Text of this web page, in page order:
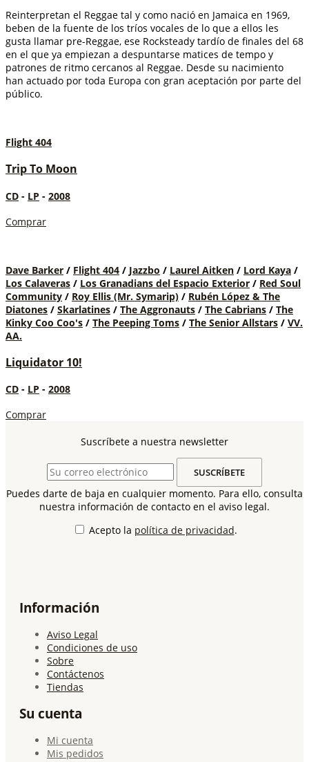
Reinterpretan el Reggae tal y como nació en Jamaica en 1969,
beben de la fuente de los tríos vocales de lo que a ellos les
gusta llamar pre-Reggae, ese Rocksteady tardío de finales del 68
en el que ya empiezan a despuntarse matices de tempo y
patrones de ritmo cercanos al Reggae. Desde su nacimiento
han actuado por toda Europa con gran aceptación por parte del
público.
Flight 404
Trip To Moon
CD - LP - 2008
Comprar
Dave Barker / Flight 404 / Jazzbo / Laurel Aitken / Lord Kaya /
Los Calaveras / Los Granadians del Espacio Exterior / Red Soul
Community / Roy Ellis (Mr. Symarip) / Rubén López & The
Diatones / Skarlatines / The Aggronauts / The Cabrians / The
Kinky Coo Coo's / The Peeping Toms / The Senior Allstars / VV.
AA.
Liquidator 10!
CD - LP - 2008
Comprar
Suscríbete a nuestra newsletter
Puedes darte de baja en cualquier momento. Para ello, consulta
nuestra información de contacto en el aviso legal.
Acepto la política de privacidad.
Información
Aviso Legal
Condiciones de uso
Sobre
Contáctenos
Tiendas
Su cuenta
Mi cuenta
Mis pedidos